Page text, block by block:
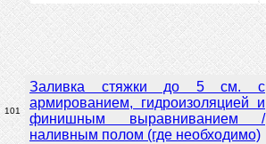
101
Заливка стяжки до 5 см. с
армированием, гидроизоляцией и
финишным выравниванием /
наливным полом (где необходимо)